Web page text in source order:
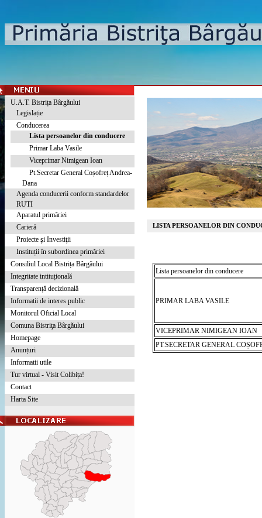
U.A.T. Bistrița Bârgăului
Legislație
Conducerea
Lista persoanelor din conducere
Primar Laba Vasile
Viceprimar Nimigean Ioan
Pt.Secretar General Coșofreț Andrea-
Dana
Agenda conducerii conform standardelor
RUTI
Aparatul primăriei
Carieră
Proiecte şi Investiţii
Instituții în subordinea primăriei
Consiliul Local Bistrița Bârgăului
Integritate intituțională
Transparență decizională
Informatii de interes public
Monitorul Oficial Local
Comuna Bistriţa Bârgăului
Homepage
Anunțuri
Informatii utile
Tur virtual - Visit Colibița!
Contact
Harta Site
LISTA PERSOANELOR DIN
Lista persoanelor din conducere
PRIMAR LABA VASILE
VICEPRIMAR NIMIGEAN IOAN
PT.SECRETAR GENERAL